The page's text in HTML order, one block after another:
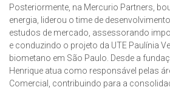
Posteriormente, na Mercurio Partners,
energia, liderou o time de
estudos de mercado, assessorando
e conduzindo o projeto da UTE Paulínia
biometano em São Paulo. Desde a
Henrique atua como responsável pelas
Comercial, contribuindo para a